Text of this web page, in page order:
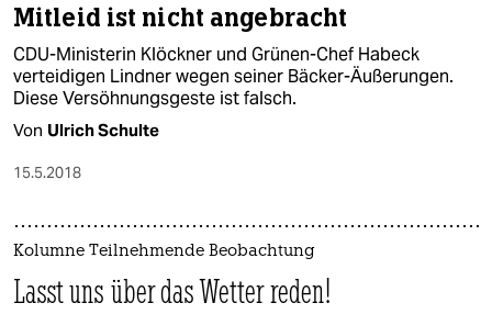
Mitleid ist nicht angebracht
CDU-Ministerin Klöckner und Grünen-Chef Habeck
verteidigen Lindner wegen seiner Bäcker-Äußerungen.
Diese Versöhnungsgeste ist falsch.
Von Ulrich Schulte
15.5.2018
Kolumne Teilnehmende Beobachtung
Lasst uns über das Wetter reden!